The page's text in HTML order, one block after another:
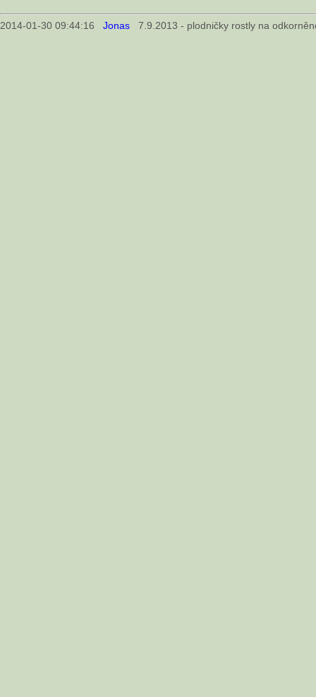
2014-01-30 09:44:16 Jonas 7.9.2013 - plodničky rostly na